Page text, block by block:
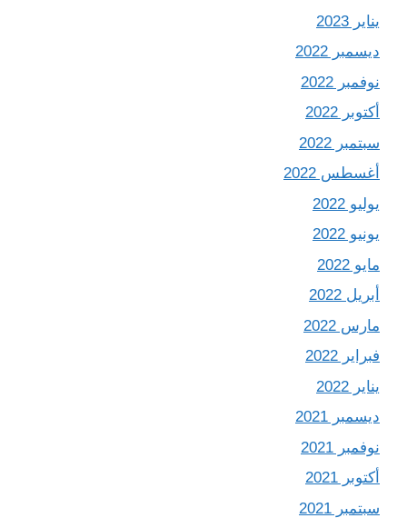
يناير 2023
ديسمبر 2022
نوفمبر 2022
أكتوبر 2022
سبتمبر 2022
أغسطس 2022
يوليو 2022
يونيو 2022
مايو 2022
أبريل 2022
مارس 2022
فبراير 2022
يناير 2022
ديسمبر 2021
نوفمبر 2021
أكتوبر 2021
سبتمبر 2021